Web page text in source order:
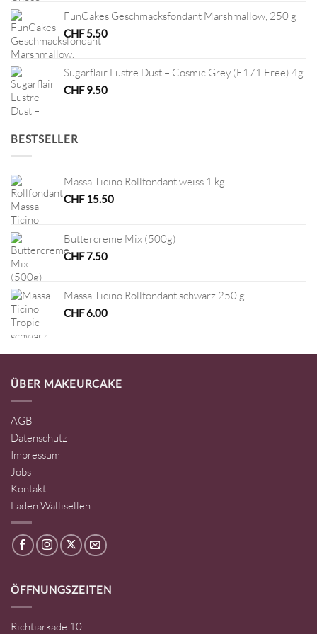
FunCakes Geschmacksfondant Marshmallow, 250 g
CHF5.50
Sugarflair Lustre Dust – Cosmic Grey (E171 Free) 4g
CHF9.50
BESTSELLER
Massa Ticino Rollfondant weiss 1 kg
CHF15.50
Buttercreme Mix (500g)
CHF7.50
Massa Ticino Rollfondant schwarz 250 g
CHF6.00
ÜBER MAKEURCAKE
AGB
Datenschutz
Impressum
Jobs
Kontakt
Laden Wallisellen
ÖFFNUNGSZEITEN
Richtiarkade 10